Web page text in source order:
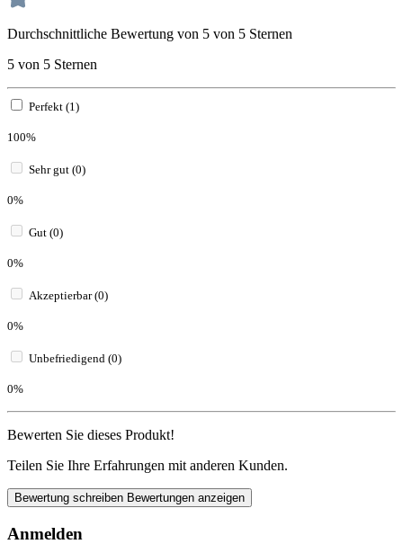
Durchschnittliche Bewertung von 5 von 5 Sternen
5 von 5 Sternen
Perfekt (1)
100%
Sehr gut (0)
0%
Gut (0)
0%
Akzeptierbar (0)
0%
Unbefriedigend (0)
0%
Bewerten Sie dieses Produkt!
Teilen Sie Ihre Erfahrungen mit anderen Kunden.
Bewertung schreiben Bewertungen anzeigen
Anmelden